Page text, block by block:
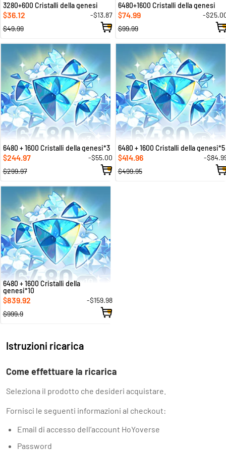
3280+600 Cristalli della genesi
$36.12
-$13.87
$49.99
6480+1600 Cristalli della genesi
$74.99
-
$99.99
6480 + 1600 Cristalli della genesi*3
$244.97
-$55.00
$299.97
6480 + 1600 Cristalli della genesi*5
$414.96
-
$499.95
6480 + 1600 Cristalli della
genesi*10
$839.92
-$159.98
$999.9
Istruzioni ricarica
Come effettuare la ricarica
Seleziona il prodotto che desideri acquistare.
Fornisci le seguenti informazioni al checkout:
Email di accesso dell’account HoYoverse
Password